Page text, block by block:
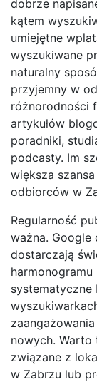
dobrze
kątem
umiejętne
wyszukiwane
naturalny
przyjemny w
różnorodności
artykułów
poradniki,
podcasty. Im
większa
odbiorców w
Regularność
ważna. Google
dostarczają
nowych.
związane z
w Zabrzu lub